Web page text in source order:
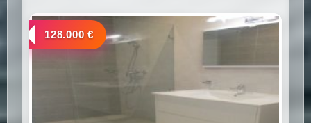
a vendre
128.000 €